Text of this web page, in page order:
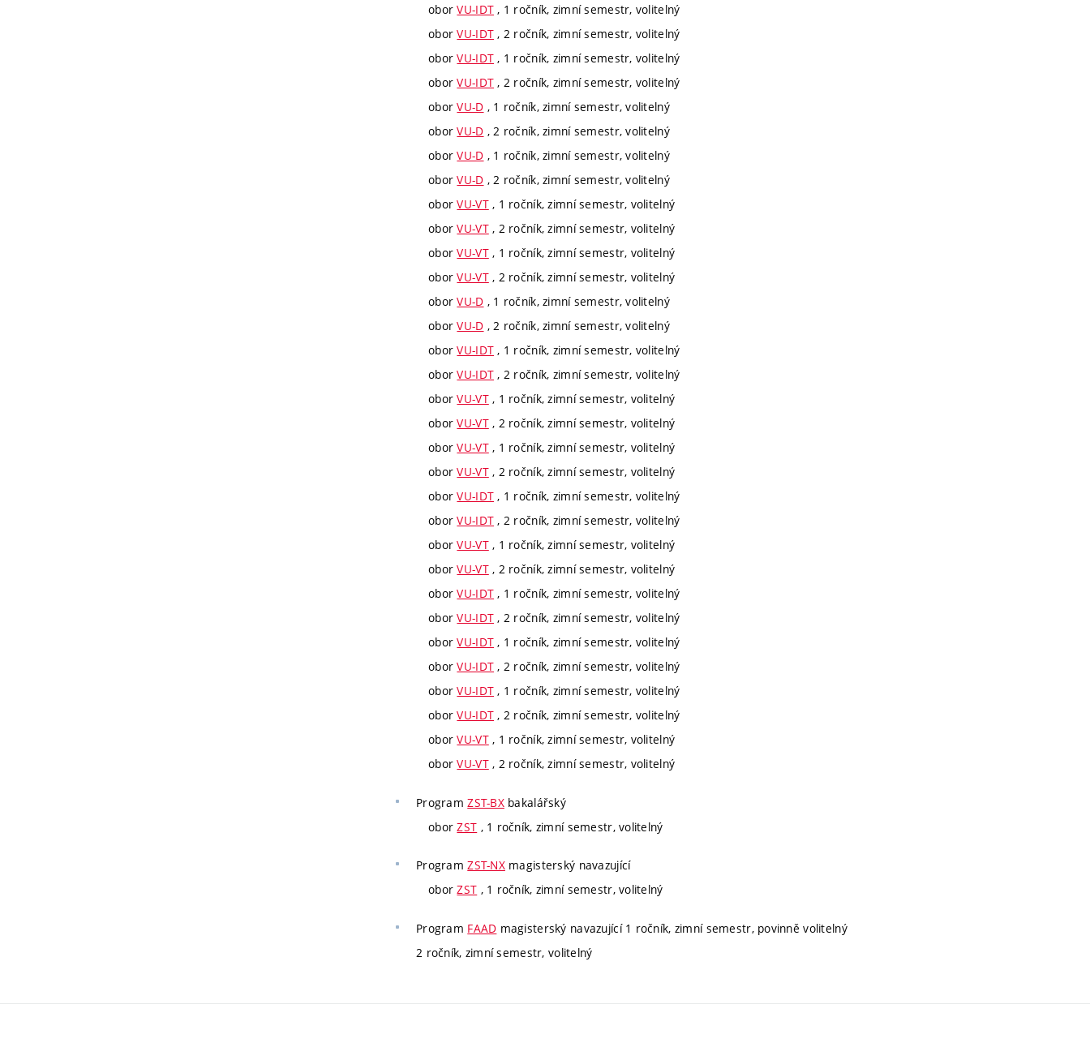
oborVU-IDT , 1 ročník, zimní semestr, volitelný
oborVU-IDT , 2 ročník, zimní semestr, volitelný
oborVU-IDT , 1 ročník, zimní semestr, volitelný
oborVU-IDT , 2 ročník, zimní semestr, volitelný
oborVU-D , 1 ročník, zimní semestr, volitelný
oborVU-D , 2 ročník, zimní semestr, volitelný
oborVU-D , 1 ročník, zimní semestr, volitelný
oborVU-D , 2 ročník, zimní semestr, volitelný
oborVU-VT, 1 ročník, zimní semestr, volitelný
oborVU-VT, 2 ročník, zimní semestr, volitelný
oborVU-VT, 1 ročník, zimní semestr, volitelný
oborVU-VT, 2 ročník, zimní semestr, volitelný
oborVU-D , 1 ročník, zimní semestr, volitelný
oborVU-D , 2 ročník, zimní semestr, volitelný
oborVU-IDT , 1 ročník, zimní semestr, volitelný
oborVU-IDT , 2 ročník, zimní semestr, volitelný
oborVU-VT, 1 ročník, zimní semestr, volitelný
oborVU-VT, 2 ročník, zimní semestr, volitelný
oborVU-VT, 1 ročník, zimní semestr, volitelný
oborVU-VT, 2 ročník, zimní semestr, volitelný
oborVU-IDT , 1 ročník, zimní semestr, volitelný
oborVU-IDT , 2 ročník, zimní semestr, volitelný
oborVU-VT, 1 ročník, zimní semestr, volitelný
oborVU-VT, 2 ročník, zimní semestr, volitelný
oborVU-IDT , 1 ročník, zimní semestr, volitelný
oborVU-IDT , 2 ročník, zimní semestr, volitelný
oborVU-IDT , 1 ročník, zimní semestr, volitelný
oborVU-IDT , 2 ročník, zimní semestr, volitelný
oborVU-IDT , 1 ročník, zimní semestr, volitelný
oborVU-IDT , 2 ročník, zimní semestr, volitelný
oborVU-VT, 1 ročník, zimní semestr, volitelný
oborVU-VT, 2 ročník, zimní semestr, volitelný
ProgramZST-BXbakalářský
oborZST , 1 ročník, zimní semestr, volitelný
ProgramZST-NXmagisterský navazující
oborZST , 1 ročník, zimní semestr, volitelný
Program FAAD magisterský navazující 1 ročník, zimní semestr, povinně volitelný
2 ročník, zimní semestr, volitelný